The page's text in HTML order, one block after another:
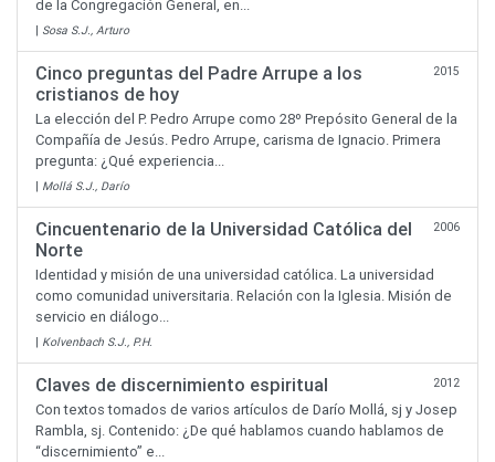
de la Congregación General, en...
| Sosa S.J., Arturo
Cinco preguntas del Padre Arrupe a los
cristianos de hoy
2015
La elección del P. Pedro Arrupe como 28º Prepósito General de la
Compañía de Jesús. Pedro Arrupe, carisma de Ignacio. Primera
pregunta: ¿Qué experiencia...
| Mollá S.J., Darío
Cincuentenario de la Universidad Católica del
Norte
2006
Identidad y misión de una universidad católica. La universidad
como comunidad universitaria. Relación con la Iglesia. Misión de
servicio en diálogo...
| Kolvenbach S.J., P.H.
Claves de discernimiento espiritual 2012
Con textos tomados de varios artículos de Darío Mollá, sj y Josep
Rambla, sj. Contenido: ¿De qué hablamos cuando hablamos de
“discernimiento” e...